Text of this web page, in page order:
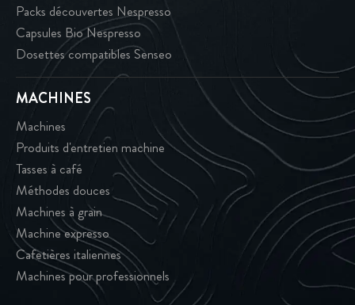
Packs découvertes Nespresso
Capsules Bio Nespresso
Dosettes compatibles Senseo
MACHINES
Machines
Produits d'entretien machine
Tasses à café
Méthodes douces
Machines à grain
Machine expresso
Cafetières italiennes
Machines pour professionnels